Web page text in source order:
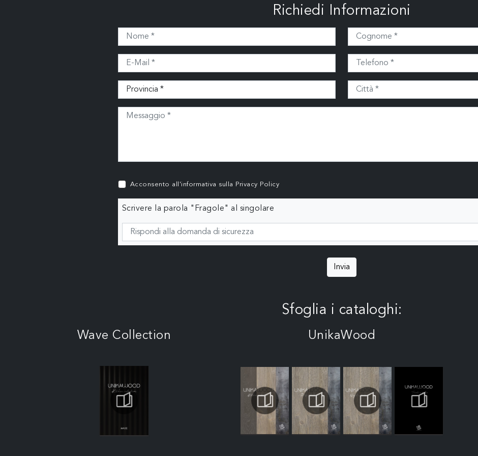
Richiedi Informazioni
Acconsento all'informativa sulla Privacy Policy
Scrivere la parola "Fragole" al singolare
Invia
Sfoglia i cataloghi:
Wave Collection UnikaWood